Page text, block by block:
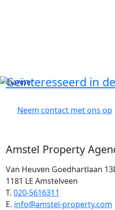
Geïnteresseerd in
Neem contact met ons op
Amstel Property
Van Heuven Goedhartlaan
1181 LE Amstelveen
T. 020-5616311
E. info@amstel-property.com